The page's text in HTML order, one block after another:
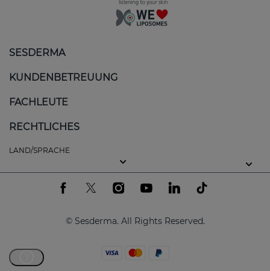
SESDERMA
KUNDENBETREUUNG
FACHLEUTE
RECHTLICHES
LAND/SPRACHE
© Sesderma. All Rights Reserved.